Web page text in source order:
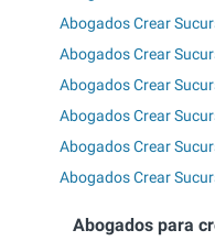
Abogados Crear
Abogados Crear
Abogados Crear
Abogados Crear
Abogados Crear
Abogados Crear
Abogados para